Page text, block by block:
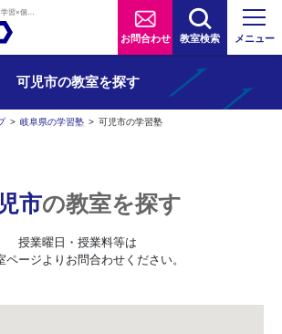
お問合わせ 教室検索 メニュー
可児市の教室を探す
> 岐阜県の学習塾 > 可児市の学習塾
市の教室を探す
授業曜日・授業料等は
ページよりお問合わせください。